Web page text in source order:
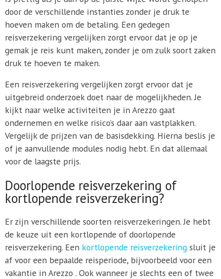
door de verschillende instanties zonder je druk te
hoeven maken om de betaling. Een gedegen
reisverzekering vergelijken zorgt ervoor dat je op je
gemak je reis kunt maken, zonder je om zulk soort zaken
druk te hoeven te maken.
Een reisverzekering vergelijken zorgt ervoor dat je
uitgebreid onderzoek doet naar de mogelijkheden. Je
kijkt naar welke activiteiten je in Arezzo gaat
ondernemen en welke risico’s daar aan vastplakken.
Vergelijk de prijzen van de basisdekking. Hierna beslis je
of je aanvullende modules nodig hebt. En dat allemaal
voor de laagste prijs.
Doorlopende reisverzekering of
kortlopende reisverzekering?
Er zijn verschillende soorten reisverzekeringen. Je hebt
de keuze uit een kortlopende of doorlopende
reisverzekering. Een kortlopende reisverzekeringsluit je
af voor een bepaalde reisperiode, bijvoorbeeld voor een
vakantie in Arezzo . Ook wanneer je slechts een of twee